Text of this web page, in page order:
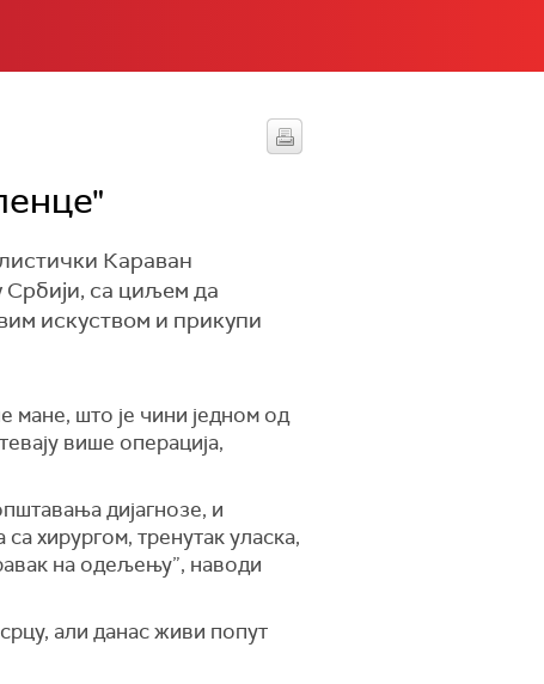
Караван
са циљем да
искуством и прикупи
мане, што је чини једном од
више операција,
дијагнозе, и
хирургом, тренутак уласка,
на одељењу”, наводи
али данас живи попут